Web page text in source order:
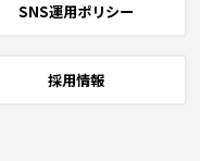
SNS運用ポリシー
採用情報